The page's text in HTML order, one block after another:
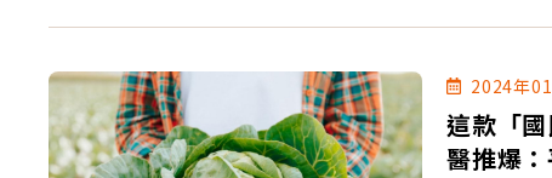
2024年
這款「
醫推爆